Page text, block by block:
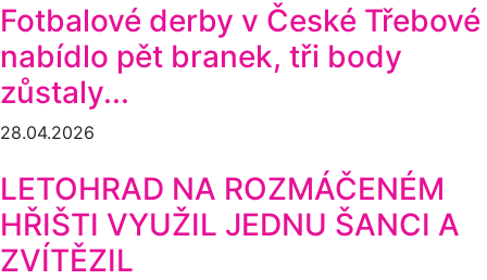
Fotbalové derby v České Třebové
nabídlo pět branek, tři body
zůstaly...
28.04.2026
LETOHRAD NA ROZMÁČENÉM
HŘIŠTI VYUŽIL JEDNU ŠANCI A
ZVÍTĚZIL